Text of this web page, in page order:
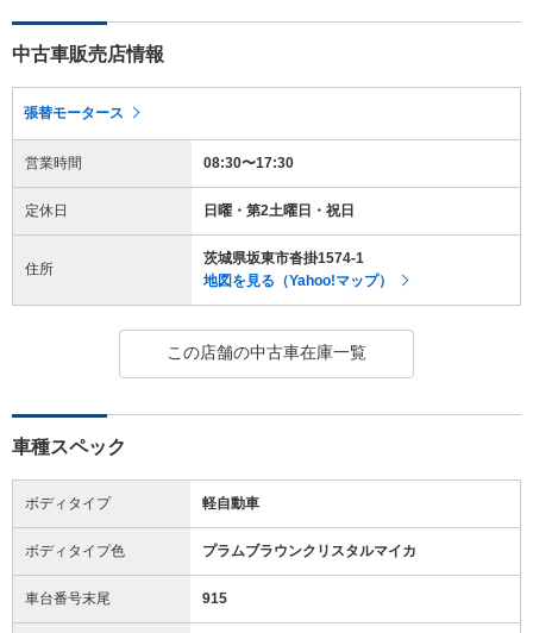
中古車販売店情報
張替モータース
営業時間 08:30〜17:30
定休日 日曜・第2土曜日・祝日
住所
茨城県坂東市沓掛1574-1
地図を見る（Yahoo!マップ）
この店舗の中古車在庫一覧
車種スペック
ボディタイプ 軽自動車
ボディタイプ色 プラムブラウンクリスタルマイカ
車台番号末尾 915